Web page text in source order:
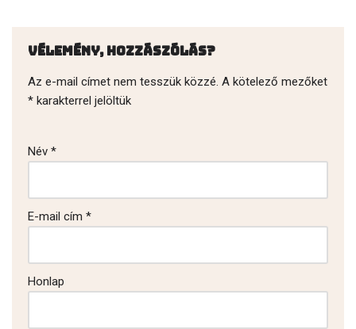
Vélemény, hozzászólás?
Az e-mail címet nem tesszük közzé. A kötelező mezőket
* karakterrel jelöltük
Név *
E-mail cím *
Honlap